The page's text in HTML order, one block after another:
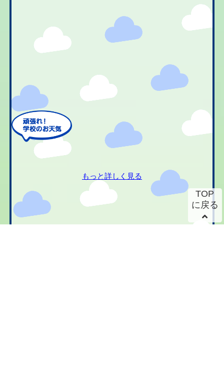
もっと詳しく見る
TOP
に戻る